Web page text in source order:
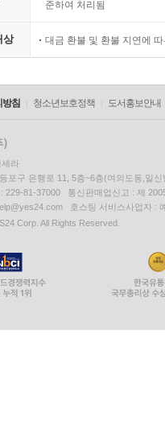
준하여 처리됨
상 대금 환불 및 환불 지연에
침 청소년보호정책 도서홍보안내
세라
포구 은행로 11, 5층~6층(여의도동,일신
: 229-81-37000 통신판매업신고 : 제
호스팅 서비스사업자 :
Corp. All Rights Reserved.